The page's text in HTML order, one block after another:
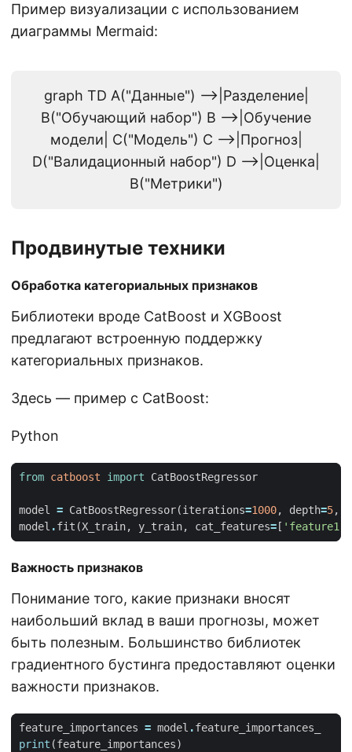
Пример визуализации с использованием
диаграммы Mermaid:
graph TD A("Данные") -->|Разделение|
B("Обучающий набор") B -->|Обучение
модели| C("Модель") C -->|Прогноз|
D("Валидационный набор") D -->|Оценка|
B("Метрики")
Продвинутые техники
Обработка категориальных признаков
Библиотеки вроде CatBoost и XGBoost
предлагают встроенную поддержку
категориальных признаков.
Здесь — пример с CatBoost:
Python
from catboost import CatBoostRegressor
model = CatBoostRegressor(iterations=1000, depth=5,
model .fit (X_train, y_train, cat_features= [ 'feature1'
Важность признаков
Понимание того, какие признаки вносят
наибольший вклад в ваши прогнозы, может
быть полезным. Большинство библиотек
градиентного бустинга предоставляют оценки
важности признаков.
feature_importances = model .feature_importances_
print (feature_importances)